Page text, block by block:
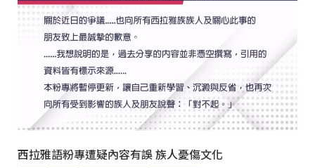
西拉雅語粉專遭疑內容有誤 族人憂傷文化